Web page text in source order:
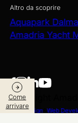
Come
arrivare
Altro da scoprire
Aquapark
Amadria Yacht
Copyright
Web Design Web